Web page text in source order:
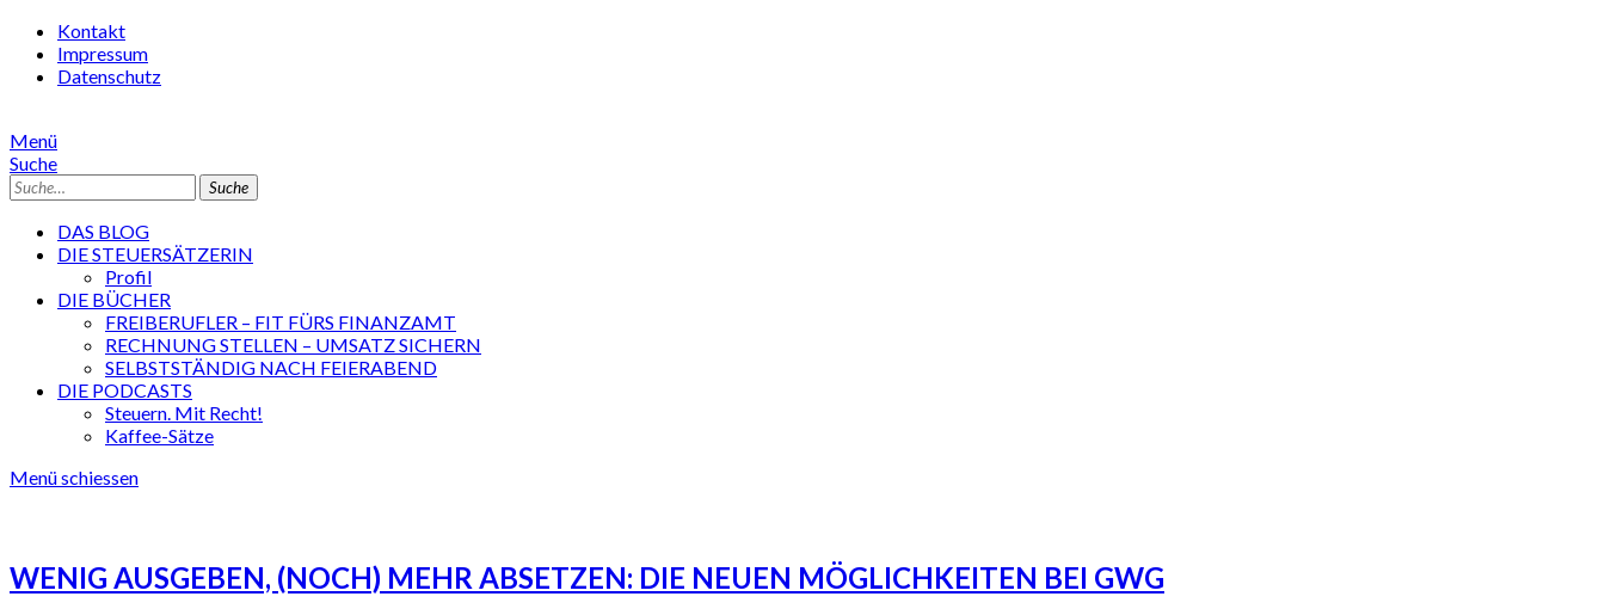
Kontakt
Impressum
Datenschutz
Menü
Suche
Suche
DAS BLOG
DIE STEUERSÄTZERIN
Profil
DIE BÜCHER
FREIBERUFLER – FIT FÜRS FINANZAMT
RECHNUNG STELLEN – UMSATZ SICHERN
SELBSTSTÄNDIG NACH FEIERABEND
DIE PODCASTS
Steuern. Mit Recht!
Kaffee-Sätze
Menü schiessen
WENIG AUSGEBEN, (NOCH) MEHR ABSETZEN: DIE NEUEN MÖGLICHKEITEN BEI GWG